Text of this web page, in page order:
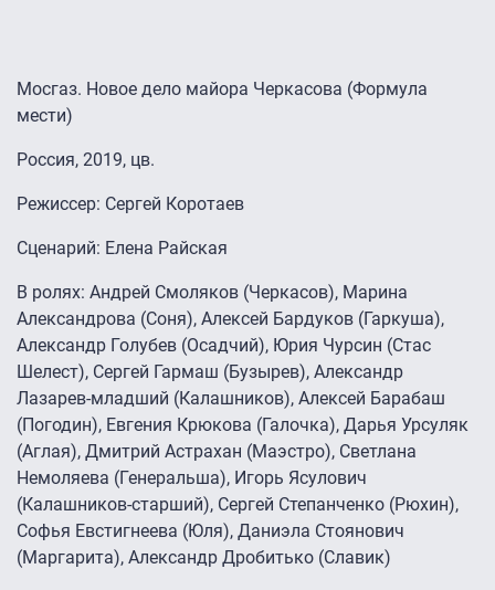
Мосгаз. Новое дело майора Черкасова (Формула
мести)
Россия, 2019, цв.
Режиссер: Сергей Коротаев
Cценарий: Елена Райская
В ролях: Андрей Смоляков (Черкасов), Марина
Александрова (Соня), Алексей Бардуков (Гаркуша),
Александр Голубев (Осадчий), Юрия Чурсин (Стас
Шелест), Сергей Гармаш (Бузырев), Александр
Лазарев-младший (Калашников), Алексей Барабаш
(Погодин), Евгения Крюкова (Галочка), Дарья Урсуляк
(Аглая), Дмитрий Астрахан (Маэстро), Светлана
Немоляева (Генеральша), Игорь Ясулович
(Калашников-старший), Сергей Степанченко (Рюхин),
Софья Евстигнеева (Юля), Даниэла Стоянович
(Маргарита), Александр Дробитько (Славик)